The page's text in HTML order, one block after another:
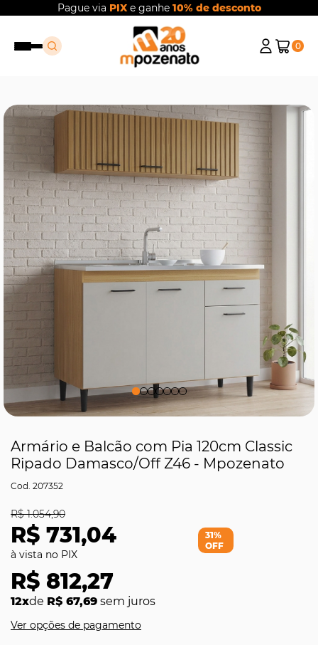
Pague via PIXe ganhe 10% de desconto
0
Armário e Balcão com Pia 120cm Classic
Ripado Damasco/Off Z46 - Mpozenato
207352
R$ 731,04
R$ 1.054,90
R$ 812,27
12xde R$ 67,69 sem juros
31%
OFF
Ver opções de pagamento